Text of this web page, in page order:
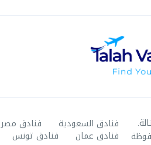
فنادق السعودية فنادق مصر
فنادق عمان فنادق تونس